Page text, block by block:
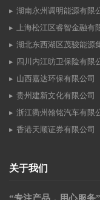
湖南永州调明能源有限
上海松江区睿智金融有
湖北东西湖区茂骏能源
四川内江昉卫保险有限
山西嘉达环保有限公司
贵州建新文化有限公司
浙江衢州翰铭汽车有限
香港天顺证券有限公司
关于我们